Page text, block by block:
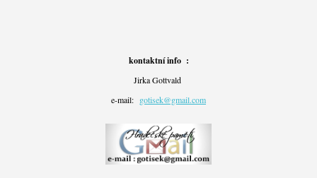
kontaktní info :
Jirka Gottvald
e-mail: gotisek@gmail.com